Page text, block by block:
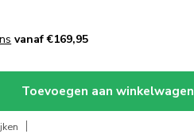
vanaf €169,95
Toevoegen aan winkelwagen